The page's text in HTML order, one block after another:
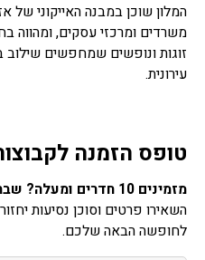
המלון שוכן במבנה האייקוני של
משרדים ומרכזי עסקים, ומהווה
זוגות ונופשים שמחפשים שילוב
עירונית.
טופס הזמנה
מזמינים 10 חדרים ומעלה? שבת חתן?
השאירו פרטים וסוכן נסיעות
לחופשה הבאה שלכם.